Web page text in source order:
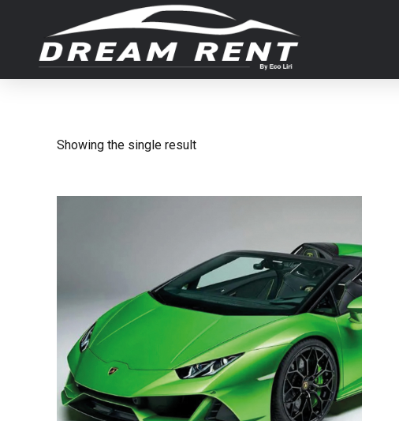
Showing the single result